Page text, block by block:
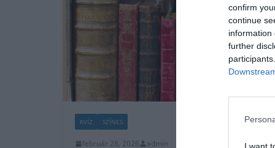
confirm
continue
information
further
KVÍZ SZÍNES
február 28, 2026 admin